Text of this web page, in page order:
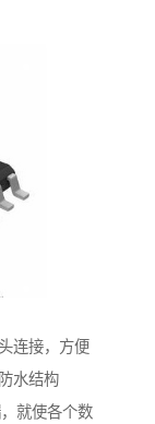
连接，方便
水结构
就使各个数